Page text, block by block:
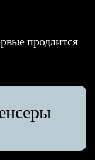
продлится